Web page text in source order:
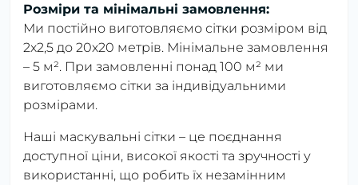
Розміри та мінімальні замовлення:
Ми постійно виготовляємо сітки розміром від
2х2,5 до 20х20 метрів. Мінімальне замовлення
– 5 м². При замовленні понад 100 м² ми
виготовляємо сітки за індивідуальними
розмірами.
Наші маскувальні сітки – це поєднання
доступної ціни, високої якості та зручності у
використанні, що робить їх незамінним